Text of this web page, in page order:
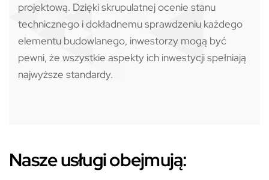
projektową. Dzięki skrupulatnej ocenie stanu
technicznego i dokładnemu sprawdzeniu każdego
elementu budowlanego, inwestorzy mogą być
pewni, że wszystkie aspekty ich inwestycji spełniają
najwyższe standardy.
Nasze usługi obejmują: